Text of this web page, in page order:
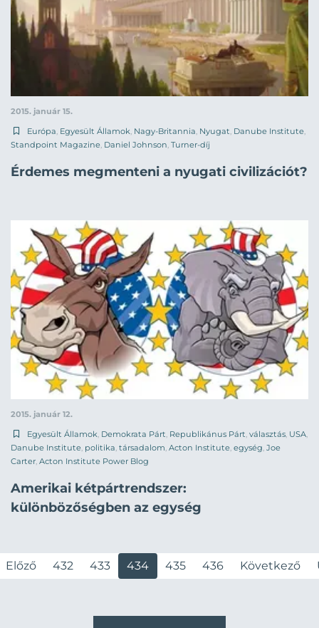
2015. január 15.
Európa Egyesült Államok Nagy-Britannia Nyugat Danube Institute
Standpoint Magazine Daniel Johnson Turner-díj
Érdemes megmenteni a nyugati civilizációt?
2015. január 12.
Egyesült Államok, Demokrata Párt, Republikánus Párt, választás, USA,
Danube Institute, politika, társadalom, Acton Institute, egység, Joe
Carter, Acton Institute Power Blog
Amerikai kétpártrendszer:
különbözőségben az egység
Előző 432 433 434 435 436 Következő